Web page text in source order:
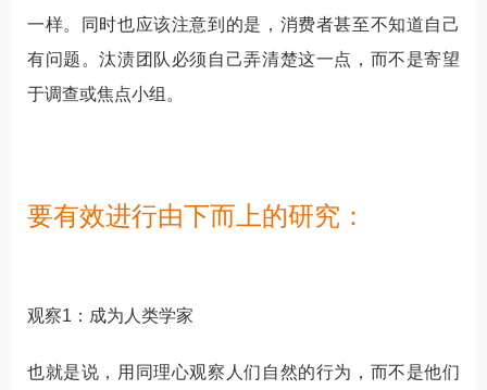
一样。同时也应该注意到的是，消费者甚至不知道自己
有问题。汰渍团队必须自己弄清楚这一点，而不是寄望
于调查或焦点小组。
要有效进行由下而上的研究：
观察1：成为人类学家
也就是说，用同理心观察人们自然的行为，而不是他们